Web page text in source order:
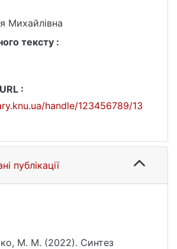
Михайлівна
тексту :
:
handle/123456789/13
публікації
М. М. (2022). Синтез